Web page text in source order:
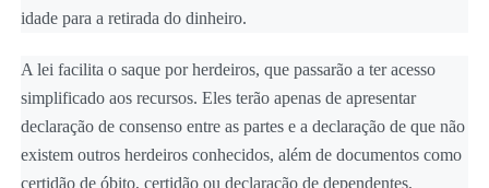
idade para a retirada do dinheiro.
A lei facilita o saque por herdeiros, que passarão a ter acesso
simplificado aos recursos. Eles terão apenas de apresentar
declaração de consenso entre as partes e a declaração de que não
existem outros herdeiros conhecidos, além de documentos como
certidão de óbito, certidão ou declaração de dependentes,